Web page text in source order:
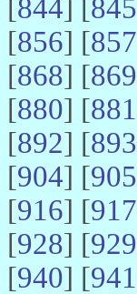
[844] [845
[856] [857
[868] [869
[880] [881
[892] [893
[904] [905
[916] [917
[928] [929
[940] [941